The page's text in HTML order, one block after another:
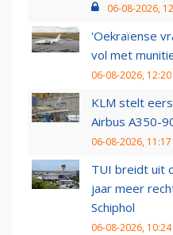
06-08-2026,
'Oekraïense
vol met
06-08-2026, 12:20
KLM stelt
Airbus A350-
06-08-2026, 11:17
TUI breidt uit
jaar meer
Schiphol
06-08-2026, 10:24